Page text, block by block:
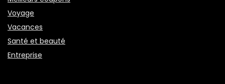
Voyage
Vacances
Santé et beauté
Entreprise